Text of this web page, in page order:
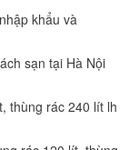
khẩu và
sạn tại Hà Nội
thùng rác 240 lít lh